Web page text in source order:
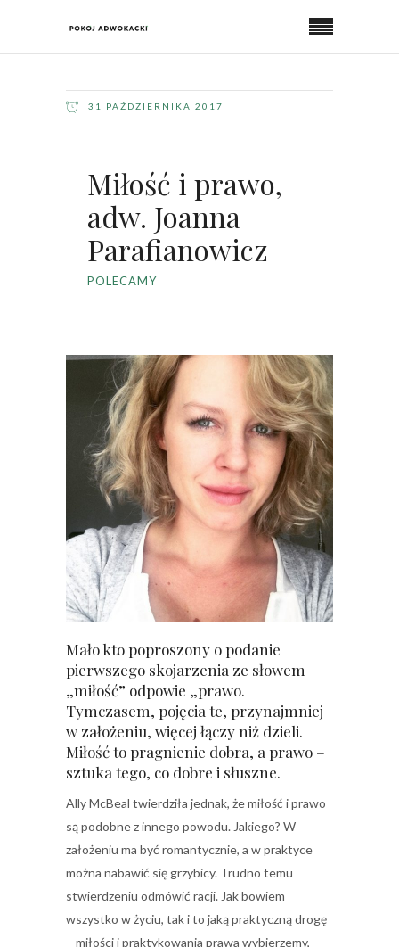
31 PAŹDZIERNIKA 2017
Miłość i prawo,
adw. Joanna
Parafianowicz
POLECAMY
Mało kto poproszony o podanie
pierwszego skojarzenia ze słowem
„miłość” odpowie „prawo.
Tymczasem, pojęcia te, przynajmniej
w założeniu, więcej łączy niż dzieli.
Miłość to pragnienie dobra, a prawo –
sztuka tego, co dobre i słuszne.
Ally McBeal twierdziła jednak, że miłość i prawo
są podobne z innego powodu. Jakiego? W
założeniu ma być romantycznie, a w praktyce
można nabawić się grzybicy. Trudno temu
stwierdzeniu odmówić racji. Jak bowiem
wszystko w życiu, tak i to jaką praktyczną drogę
– miłości i praktykowania prawa wybierzemy,